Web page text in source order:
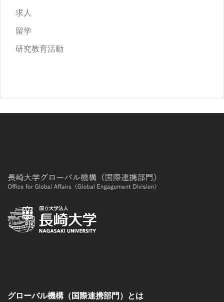
求人
留学
研究教育活動
グローバル機構（国際連携部門）とは